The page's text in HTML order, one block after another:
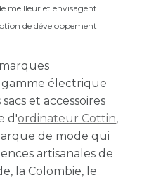
meilleur et envisagent
de développement
gamme électrique
et accessoires
d'ordinateur Cottin,
de mode qui
artisanales de
la Colombie, le